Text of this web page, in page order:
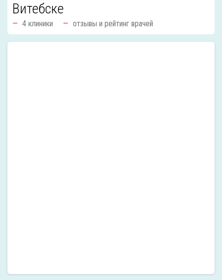
Витебске
4 клиники отзывы и рейтинг врачей